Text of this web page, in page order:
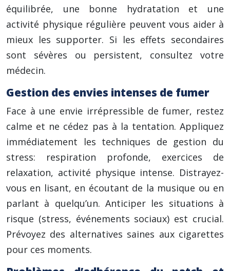
équilibrée, une bonne hydratation et une
activité physique régulière peuvent vous aider à
mieux les supporter. Si les effets secondaires
sont sévères ou persistent, consultez votre
médecin.
Gestion des envies intenses de fumer
Face à une envie irrépressible de fumer, restez
calme et ne cédez pas à la tentation. Appliquez
immédiatement les techniques de gestion du
stress: respiration profonde, exercices de
relaxation, activité physique intense. Distrayez-
vous en lisant, en écoutant de la musique ou en
parlant à quelqu’un. Anticiper les situations à
risque (stress, événements sociaux) est crucial.
Prévoyez des alternatives saines aux cigarettes
pour ces moments.